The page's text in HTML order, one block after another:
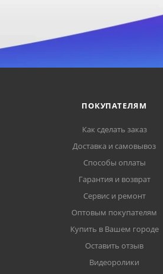
ПОКУПАТЕЛЯМ
Как сделать заказ
Доставка и самовывоз
Способы оплаты
Гарантия и возврат
Сервис и ремонт
Оптовым покупателям
Купить в Вашем городе
Оставить отзыв
Видеоролики